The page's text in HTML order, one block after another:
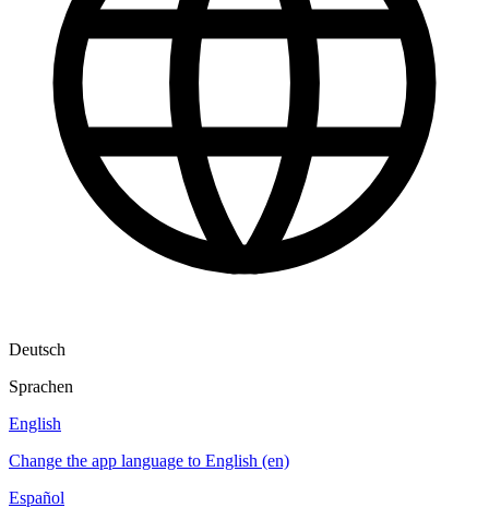
Deutsch
Sprachen
English
Change the app language to English (en)
Español